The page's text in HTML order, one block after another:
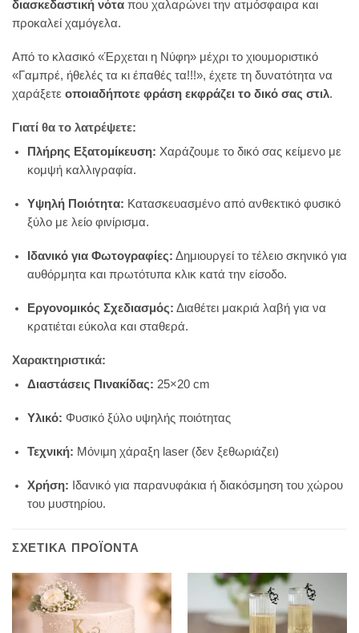
διασκεδαστική νότα που χαλαρώνει την ατμόσφαιρα και
προκαλεί χαμόγελα.
Από το κλασικό «Έρχεται η Νύφη» μέχρι το χιουμοριστικό
«Γαμπρέ, ήθελές τα κι έπαθές τα!!!», έχετε τη δυνατότητα να
χαράξετε οποιαδήποτε φράση εκφράζει το δικό σας στιλ.
Γιατί θα το λατρέψετε:
Πλήρης Εξατομίκευση: Χαράζουμε το δικό σας κείμενο με
κομψή καλλιγραφία.
Υψηλή Ποιότητα: Κατασκευασμένο από ανθεκτικό φυσικό
ξύλο με λείο φινίρισμα.
Ιδανικό για Φωτογραφίες: Δημιουργεί το τέλειο σκηνικό για
αυθόρμητα και πρωτότυπα κλικ κατά την είσοδο.
Εργονομικός Σχεδιασμός: Διαθέτει μακριά λαβή για να
κρατιέται εύκολα και σταθερά.
Χαρακτηριστικά:
Διαστάσεις Πινακίδας: 25×20 cm
Υλικό: Φυσικό ξύλο υψηλής ποιότητας
Τεχνική: Μόνιμη χάραξη laser (δεν ξεθωριάζει)
Χρήση: Ιδανικό για παρανυφάκια ή διακόσμηση του χώρου
του μυστηρίου.
ΣΧΕΤΙΚΆ ΠΡΟΪΌΝΤΑ